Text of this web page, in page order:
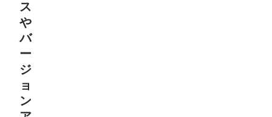
ス
や
バ
ー
ジ
ョ
ン